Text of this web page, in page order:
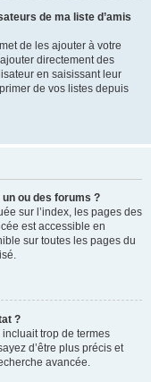
de ma liste d’amis
de les ajouter à votre
directement des
en saisissant leur
de vos listes depuis
ou des forums ?
sur l’index, les pages des
est accessible en
sur toutes les pages du
?
trop de termes
d’être plus précis et
avancée.